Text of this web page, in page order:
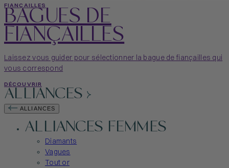
FIANÇAILLES
BAGUES DE
FIANÇAILLES
Laissez vous guider pour sélectionner la bague de fiançailles qui
vous correspond
DÉCOUVRIR
ALLIANCES
ALLIANCES
ALLIANCES FEMMES
Diamants
Vagues
Tout or